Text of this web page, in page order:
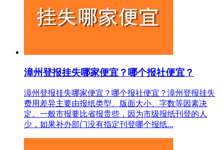
漳州登报挂失哪家便宜？哪个报社便宜？
漳州登报挂失哪家便宜？哪个报社便宜？漳州登报挂失
费用差异主要由报纸类型、版面大小、字数等因素决
定。一般市报要比省报贵些，因为市级报纸刊登的人
少，如果补办部门没有指定刊登哪个报纸...